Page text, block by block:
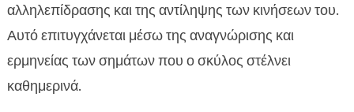
αλληλεπίδρασης και της αντίληψης των κινήσεων του.
Αυτό επιτυγχάνεται μέσω της αναγνώρισης και
ερμηνείας των σημάτων που ο σκύλος στέλνει
καθημερινά.